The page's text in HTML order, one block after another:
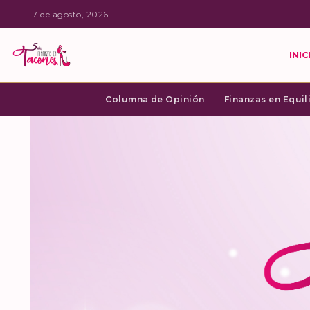
·7 de agosto, 2026
Columna de Opinión Finanzas en